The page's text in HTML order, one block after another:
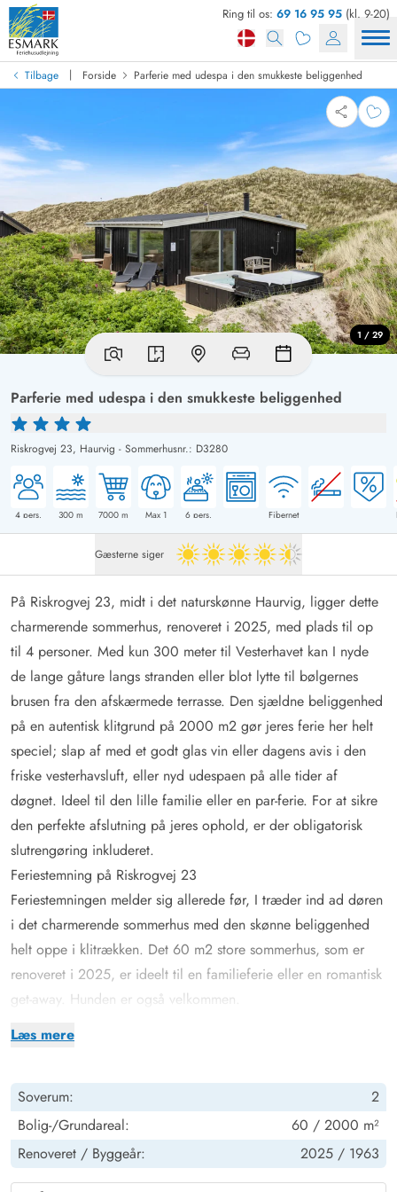
Ring til os: 69 16 95 95 (kl. 9-20)
Tilbage | Forside Parferie med udespa i den smukkeste beliggenhed
Parferie med udespa i den smukkeste beliggenhed
Riskrogvej 23, Haurvig - Sommerhusnr.: D3280
4 pers. 300 m 7000 m Max 1 6 pers. Fibernet
1 / 29
Gæsterne siger 4.5 ud af 5
Læs mere
På Riskrogvej 23, midt i det naturskønne Haurvig, ligger dette
charmerende sommerhus, renoveret i 2025, med plads til op
til 4 personer. Med kun 300 meter til Vesterhavet kan I nyde
de lange gåture langs stranden eller blot lytte til bølgernes
brusen fra den afskærmede terrasse. Den sjældne beliggenhed
på en autentisk klitgrund på 2000 m2 gør jeres ferie her helt
speciel; slap af med et godt glas vin eller dagens avis i den
friske vesterhavsluft, eller nyd udespaen på alle tider af
døgnet. Ideel til den lille familie eller en par-ferie. For at sikre
den perfekte afslutning på jeres ophold, er der obligatorisk
slutrengøring inkluderet.
Feriestemning på Riskrogvej 23
Feriestemningen melder sig allerede før, I træder ind ad døren
i det charmerende sommerhus med den skønne beliggenhed
helt oppe i klitrækken. Det 60 m2 store sommerhus, som er
renoveret i 2025, er ideelt til en familieferie eller en romantisk
get-away. Hunden er også velkommen.
Det åbne køkken er udstyret med alt, hvad I behøver for at
af og nyde den knitrende ild i brændeovnen. Den
energibesparende luft-til-luft varmepumpe skaber en varm og
indbydende feriestemning, uanset årstiden.
De 2 hyggelige soveværelser gør det perfekt til en lille familie
Soverum:
2
Bolig-/Grundareal:
60 / 2000 m²
Renoveret / Byggeår: 2025 / 1963